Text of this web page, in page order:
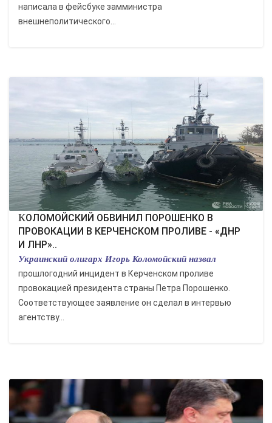
написала в фейсбуке замминистра
внешнеполитического...
КОЛОМОЙСКИЙ ОБВИНИЛ ПОРОШЕНКО В
ПРОВОКАЦИИ В КЕРЧЕНСКОМ ПРОЛИВЕ - «ДНР
И ЛНР»..
Украинский олигарх Игорь Коломойский назвал
прошлогодний инцидент в Керченском проливе
провокацией президента страны Петра Порошенко.
Соответствующее заявление он сделал в интервью
агентству...